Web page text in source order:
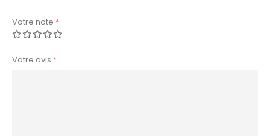
Votre note *
Votre avis *